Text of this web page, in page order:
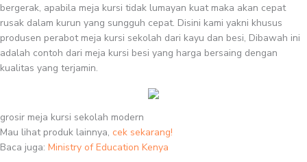
bergerak, apabila meja kursi tidak lumayan kuat maka akan cepat
rusak dalam kurun yang sungguh cepat. Disini kami yakni khusus
produsen perabot meja kursi sekolah dari kayu dan besi, Dibawah ini
adalah contoh dari meja kursi besi yang harga bersaing dengan
kualitas yang terjamin.
grosir meja kursi sekolah modern
Mau lihat produk lainnya, cek sekarang!
Baca juga: Ministry of Education Kenya